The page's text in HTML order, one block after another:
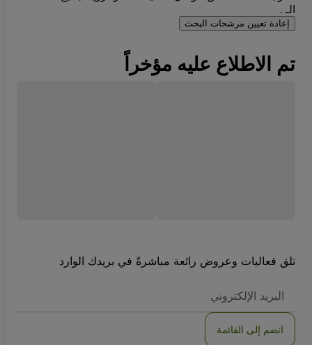
الـ .
إعادة تعيين مرشحات البحث
تم الاطلاع عليه مؤخراً
تلق فعاليات وعروض رائعة مباشرةً في بريدك الوارد
الاكتروني
انضم إلى القائمة